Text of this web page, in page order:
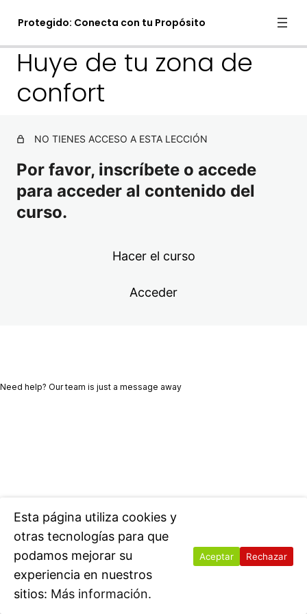
Protegido: Conecta con tu Propósito
Huye de tu zona de
confort
NO TIENES ACCESO A ESTA LECCIÓN
Por favor, inscríbete o accede
para acceder al contenido del
curso.
Hacer el curso
Acceder
Ant
Sig
.Conecta con tu propósito
1. Ser
6 lecciones
2. Hacer
Huye de tu zona de confort
Need help? Our team is just a message away
Esta página utiliza cookies y
otras tecnologías para que
podamos mejorar su
experiencia en nuestros
sitios: Más información.
Aceptar Rechazar